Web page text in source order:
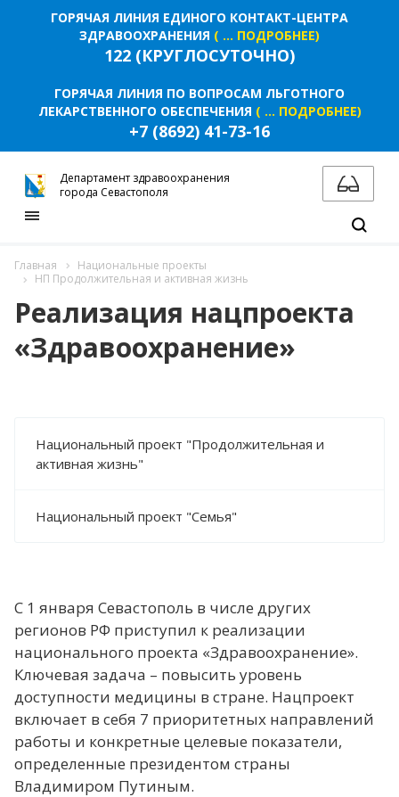
Главная
Национальные проекты
НП Продолжительная и активная жизнь
Реализация нацпроекта
«Здравоохранение»
Национальный проект "Продолжительная и
активная жизнь"
Национальный проект "Семья"
С 1 января Севастополь в числе других
регионов РФ приступил к реализации
национального проекта «Здравоохранение».
Ключевая задача – повысить уровень
доступности медицины в стране. Нацпроект
включает в себя 7 приоритетных направлений
работы и конкретные целевые показатели,
определенные президентом страны
Владимиром Путиным.
ГОРЯЧАЯ ЛИНИЯ ЕДИНОГО КОНТАКТ-ЦЕНТРА
ЗДРАВООХРАНЕНИЯ ( ... ПОДРОБНЕЕ)
122 (КРУГЛОСУТОЧНО)
ГОРЯЧАЯ ЛИНИЯ ПО ВОПРОСАМ ЛЬГОТНОГО
ЛЕКАРСТВЕННОГО ОБЕСПЕЧЕНИЯ ( ... ПОДРОБНЕЕ)
+7 (8692) 41-73-16
Департамент здравоохранения
города Севастополя